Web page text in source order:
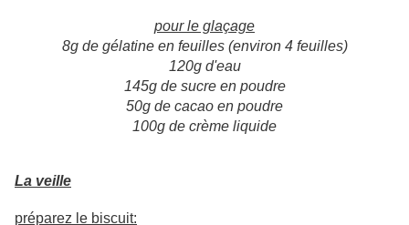
pour le glaçage
8g de gélatine en feuilles (environ 4 feuilles)
120g d'eau
145g de sucre en poudre
50g de cacao en poudre
100g de crème liquide
La veille
préparez le biscuit: